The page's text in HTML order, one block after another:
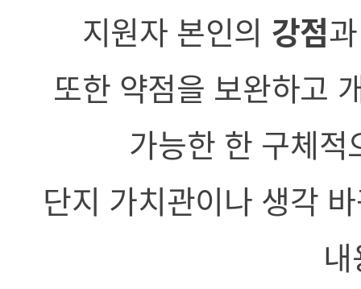
지원자 본인의 강점
또한 약점을 보완하고
가능한 한 구체
단지 가치관이나 생각